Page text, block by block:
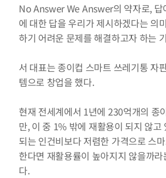
No Answer We Answer의 약자로, 답
에 대한 답을 우리가 제시하겠다는 의
하기 어려운 문제를 해결하고자 하는
서 대표는 종이컵 스마트 쓰레기통 자
템으로 창업을 했다.
현재 전세계에서 1년에 230억개의 종
만, 이 중 1% 밖에 재활용이 되지 않고
되는 인건비보다 저렴한 가격으로 스
한다면 재활용률이 높아지지 않을까
다.